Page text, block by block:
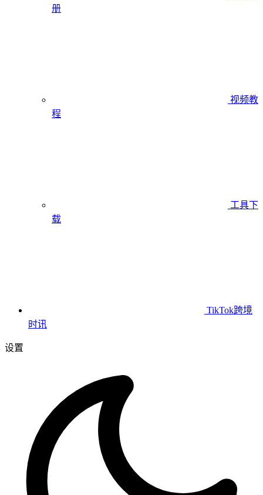
册
视频教
程
工具下
载
TikTok跨境
时讯
设置